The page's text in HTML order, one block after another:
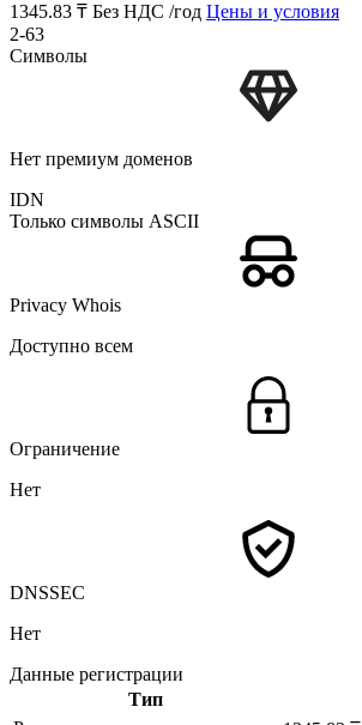
1345.83 ₸ Без НДС /год Цены и условия
2-63
Символы
Нет премиум доменов
IDN
Только символы ASCII
Privacy Whois
Доступно всем
Ограничение
Нет
DNSSEC
Нет
Данные регистрации
Тип